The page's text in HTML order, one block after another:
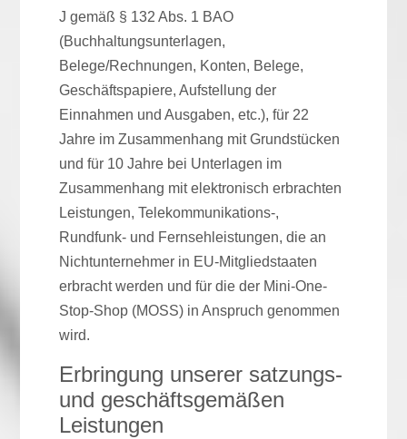
J gemäß § 132 Abs. 1 BAO
(Buchhaltungsunterlagen,
Belege/Rechnungen, Konten, Belege,
Geschäftspapiere, Aufstellung der
Einnahmen und Ausgaben, etc.), für 22
Jahre im Zusammenhang mit Grundstücken
und für 10 Jahre bei Unterlagen im
Zusammenhang mit elektronisch erbrachten
Leistungen, Telekommunikations-,
Rundfunk- und Fernsehleistungen, die an
Nichtunternehmer in EU-Mitgliedstaaten
erbracht werden und für die der Mini-One-
Stop-Shop (MOSS) in Anspruch genommen
wird.
Erbringung unserer satzungs-
und geschäftsgemäßen
Leistungen